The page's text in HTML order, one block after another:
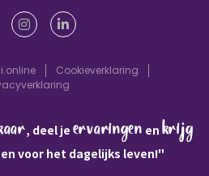
Cookieverklaring
, deel je ervaringen en krijg
voor het dagelijks leven!"